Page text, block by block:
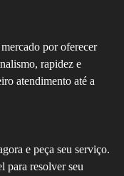
por oferecer
rapidez e
atendimento até a
e peça seu serviço.
para resolver seu